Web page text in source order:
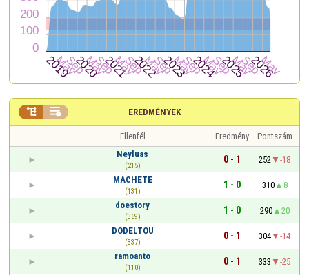
EREDMÉNYEK
 
Ellenfél Eredmény
Pontszám
Neyluas
(215)
0 - 1 252
-18
MACHETE
(131)
1 - 0 310
8
doestory
(369)
1 - 0 290
20
DODELTOU
(337)
0 - 1 304
-14
ramoanto
(110)
0 - 1 333
-25